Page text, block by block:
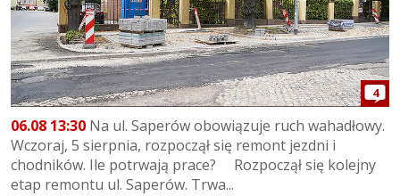
4
06.08 13:30 Na ul. Saperów obowiązuje ruch wahadłowy.
Wczoraj, 5 sierpnia, rozpoczął się remont jezdni i
chodników. Ile potrwają prace? Rozpoczął się kolejny
etap remontu ul. Saperów. Trwa...